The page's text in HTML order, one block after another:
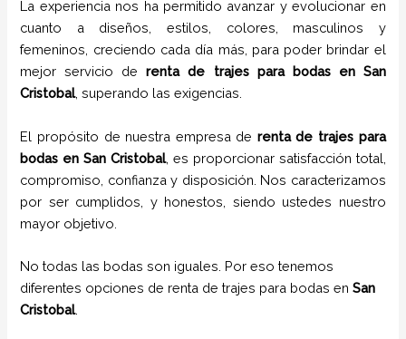
La experiencia nos ha permitido avanzar y evolucionar en
cuanto a diseños, estilos, colores, masculinos y
femeninos, creciendo cada día más, para poder brindar el
mejor servicio derenta de trajes para bodas en San
Cristobal, superando las exigencias.
El propósito de nuestra empresa de renta de trajes para
bodas enSan Cristobal, es proporcionar satisfacción total,
compromiso, confianza y disposición. Nos caracterizamos
por ser cumplidos, y honestos, siendo ustedes nuestro
mayor objetivo.
No todas las bodas son iguales. Por eso tenemos
diferentes opciones de renta de trajes para bodas enSan
Cristobal.